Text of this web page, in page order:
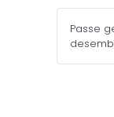
Passe